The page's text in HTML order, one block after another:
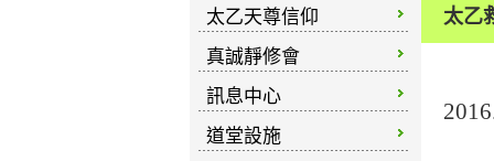
太乙天尊信仰
真誠靜修會
訊息中心
道堂設施
太乙